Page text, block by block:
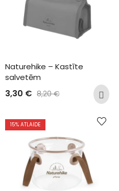
Naturehike – Kastīte
salvetēm
3,30 € 8,20€
15% ATLAIDE